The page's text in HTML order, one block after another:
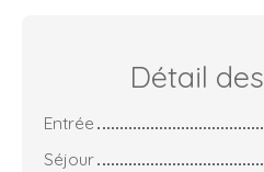
Détail des
Entrée
Séjour